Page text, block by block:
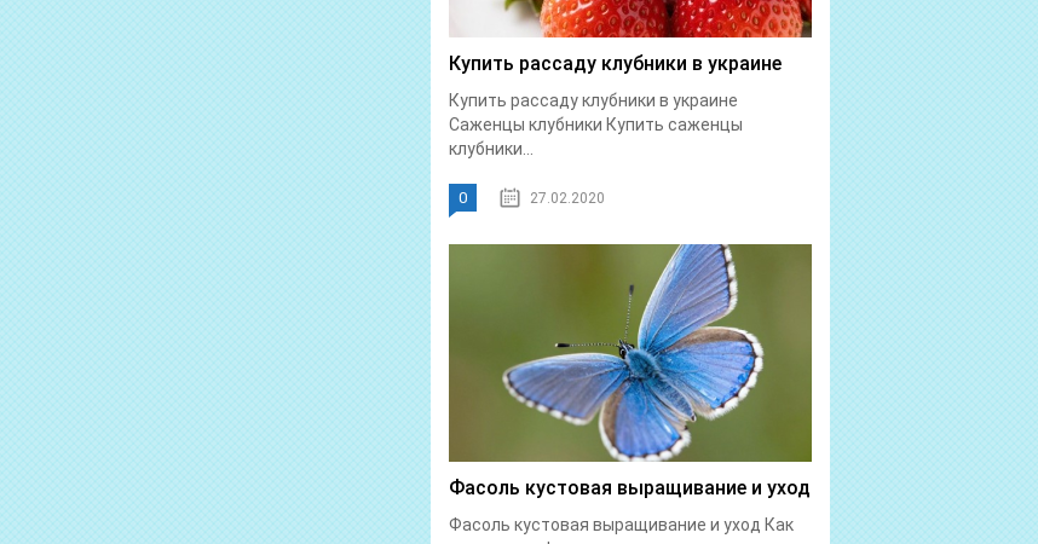
Купить рассаду клубники в украине
Купить рассаду клубники в украине
Саженцы клубники Купить саженцы
клубники...
0 27.02.2020
Фасоль кустовая выращивание и уход
Фасоль кустовая выращивание и уход Как